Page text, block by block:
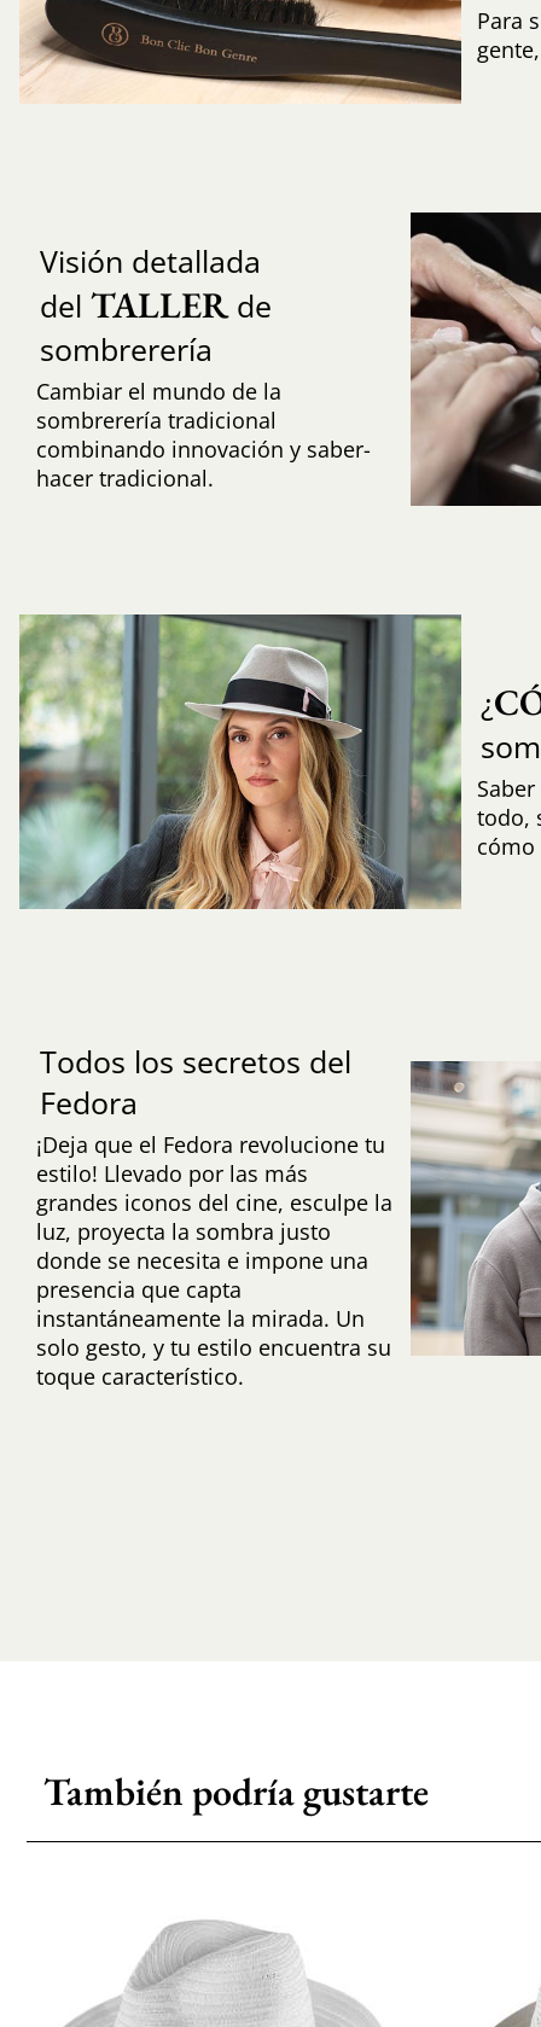
Para
Visión detallada
del TALLERde
sombrerería
Cambiar el mundo de la
sombrerería tradicional
combinando innovación y saber-
hacer tradicional.
¿
todo,
cómo
Todos los secretos del
Fedora
¡Deja que el Fedora revolucione tu
estilo! Llevado por las más
grandes iconos del cine, esculpe la
luz, proyecta la sombra justo
donde se necesita e impone una
presencia que capta
instantáneamente la mirada. Un
solo gesto, y tu estilo encuentra su
toque característico.
También podría gustarte